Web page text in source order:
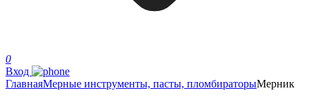
0
Вход
ГлавнаяМерные инструменты, пасты, пломбираторыМерник